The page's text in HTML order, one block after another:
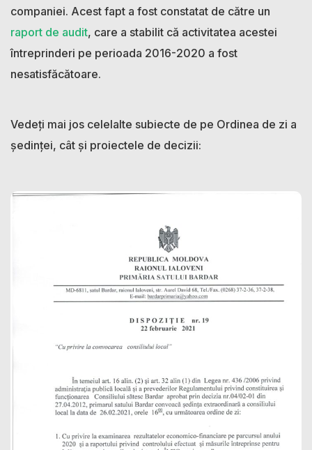
companiei. Acest fapt a fost constatat de către un
raport de audit, care a stabilit că activitatea acestei
întreprinderi pe perioada 2016-2020 a fost
nesatisfăcătoare.
Vedeți mai jos celelalte subiecte de pe Ordinea de zi a
ședinței, cât și proiectele de decizii: